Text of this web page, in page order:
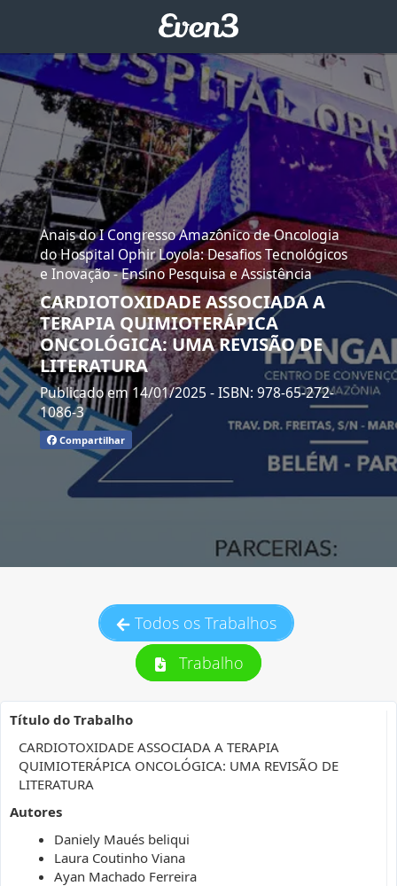
Anais do I Congresso Amazônico de Oncologia
do Hospital Ophir Loyola: Desafios Tecnológicos
e Inovação - Ensino Pesquisa e Assistência
CARDIOTOXIDADE ASSOCIADA A
TERAPIA QUIMIOTERÁPICA
ONCOLÓGICA: UMA REVISÃO DE
LITERATURA
Publicado em 14/01/2025 - ISBN: 978-65-272-
1086-3
Compartilhar
Todos os Trabalhos
Trabalho
Título do Trabalho
CARDIOTOXIDADE ASSOCIADA A TERAPIA
QUIMIOTERÁPICA ONCOLÓGICA: UMA REVISÃO DE
LITERATURA
Autores
Daniely Maués beliqui
Laura Coutinho Viana
Ayan Machado Ferreira